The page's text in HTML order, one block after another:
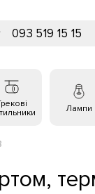
093 519 15 15
Лампи